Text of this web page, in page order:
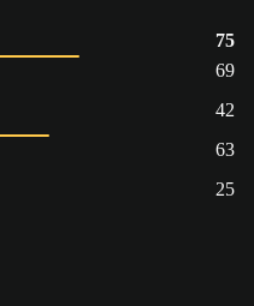
75
69
42
63
25